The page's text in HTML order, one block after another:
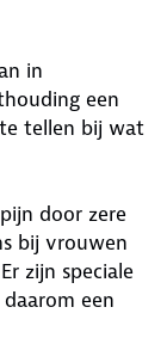
in
een
tellen bij wat
door zere
bij vrouwen
zijn speciale
een